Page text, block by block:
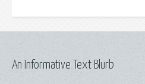
An Informative Text Blurb